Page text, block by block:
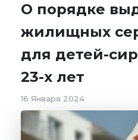
О порядке
жилищных
для детей-
23-х лет
16 Января 2024